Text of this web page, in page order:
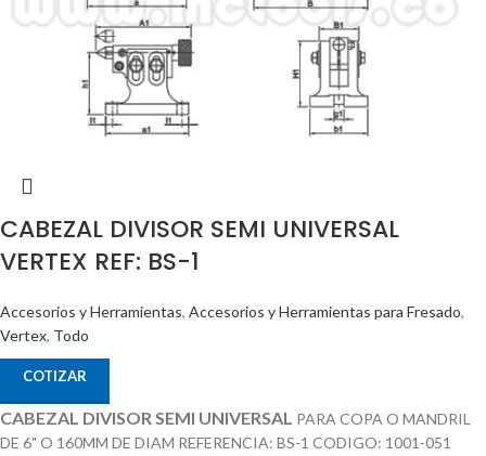
CABEZAL DIVISOR SEMI UNIVERSAL
VERTEX REF: BS-1
Accesorios y Herramientas, Accesorios y Herramientas para Fresado,
Vertex, Todo
COTIZAR
CABEZAL DIVISOR SEMI UNIVERSAL PARA COPA O MANDRIL
DE 6" O 160MM DE DIAM REFERENCIA: BS-1 CODIGO: 1001-051